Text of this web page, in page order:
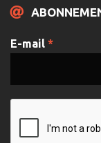
E-mail *